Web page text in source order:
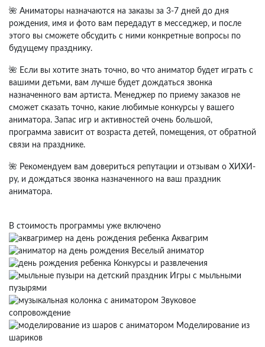
🌺 Аниматоры назначаются на заказы за 3-7 дней до дня
рождения, имя и фото вам передадут в месседжер, и после
этого вы сможете обсудить с ними конкретные вопросы по
будущему празднику.
🌺 Если вы хотите знать точно, во что аниматор будет играть с
вашими детьми, вам лучше будет дождаться звонка
назначенного вам артиста. Менеджер по приему заказов не
сможет сказать точно, какие любимые конкурсы у вашего
аниматора. Запас игр и активностей очень большой,
программа зависит от возраста детей, помещения, от обратной
связи на празднике.
🌺 Рекомендуем вам довериться репутации и отзывам о ХИХИ-
ру, и дождаться звонка назначенного на ваш праздник
аниматора.
В стоимость программы уже включено
Аквагрим
Веселый аниматор
Конкурсы и развлечения
Игры с мыльными
пузырями
Звуковое
сопровождение
Моделирование из
шариков